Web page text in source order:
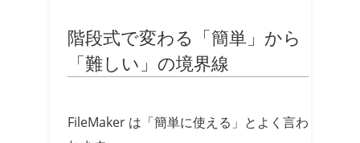
階段式で変わる「簡単」から
「難しい」の境界線
FileMaker は「簡単に使える」とよく言わ